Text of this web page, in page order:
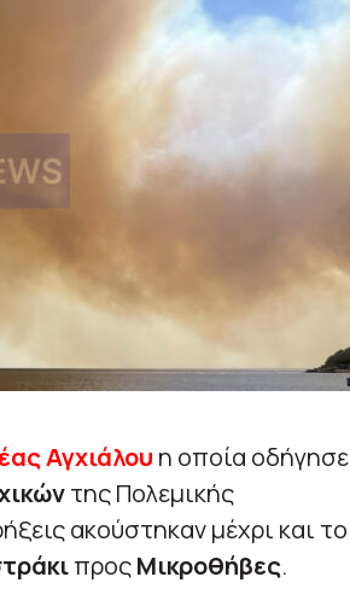
Αγχιάλου η οποία οδήγησε
της Πολεμικής
ακούστηκαν μέχρι και το
προςΜικροθήβες.